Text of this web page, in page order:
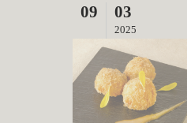
09 03
2025